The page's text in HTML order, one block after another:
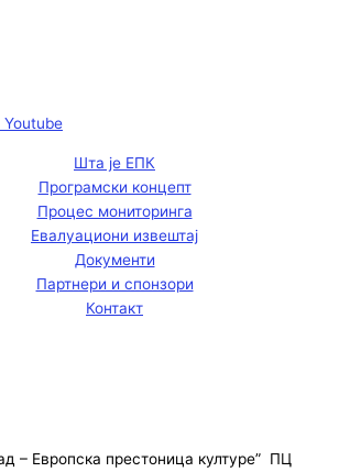
Youtube
Шта је ЕПК
Програмски концепт
Процес мониторинга
Евалуациони извештај
Документи
Партнери и спонзори
Контакт
– Европска престоница културе” ПЦ